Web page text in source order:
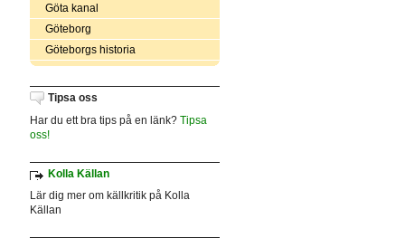
Göta kanal
Göteborg
Göteborgs historia
Tipsa oss
Har du ett bra tips på en länk? Tipsa
oss!
Kolla Källan
Lär dig mer om källkritik på Kolla
Källan